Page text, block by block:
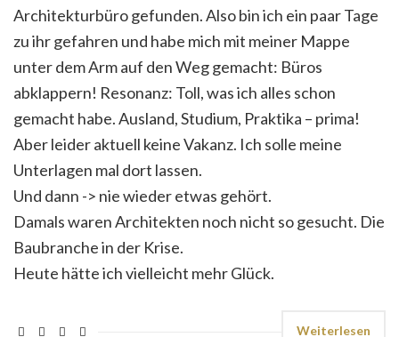
Architekturbüro gefunden. Also bin ich ein paar Tage
zu ihr gefahren und habe mich mit meiner Mappe
unter dem Arm auf den Weg gemacht: Büros
abklappern! Resonanz: Toll, was ich alles schon
gemacht habe. Ausland, Studium, Praktika – prima!
Aber leider aktuell keine Vakanz. Ich solle meine
Unterlagen mal dort lassen.
Und dann -> nie wieder etwas gehört.
Damals waren Architekten noch nicht so gesucht. Die
Baubranche in der Krise.
Heute hätte ich vielleicht mehr Glück.
Weiterlesen